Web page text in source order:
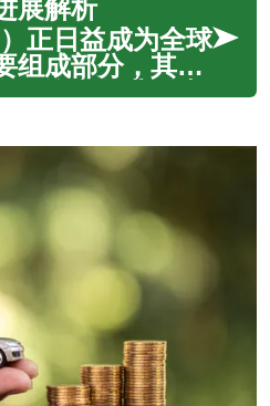
段到如今高性
决方案，电池技
升了电动汽车的
现更清洁、更可
展解析
正日益成为全球
组成部分，其技
了汽车行业，也
持续发展带来了
池能量密度到充
辆性能和智能互
各个方面都在经
的演变。深入理